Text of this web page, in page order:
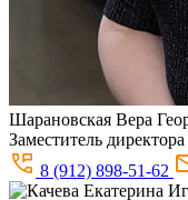
Шарановская Вера
Заместитель
8 (912) 898-51-62